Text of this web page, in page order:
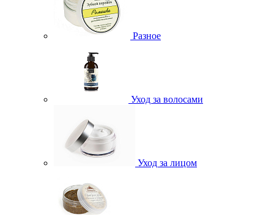
Разное
Уход за волосами
Уход за лицом